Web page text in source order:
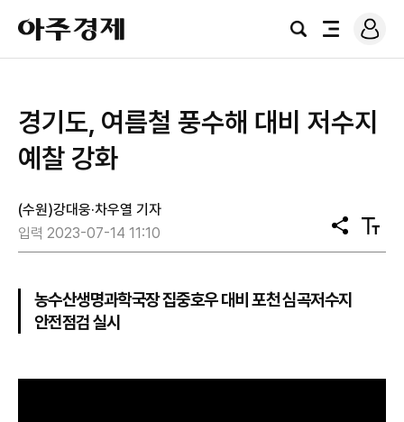
아
주
경
검
전
로
그
경기도, 여름철 풍수해 대비 저수지
예찰 강화
(수원)강대웅·차우열 기자
입력 2023-07-14 11:10
공
유
텍
스
농수산생명과학국장 집중호우 대비 포천 심곡저수지
안전점검 실시